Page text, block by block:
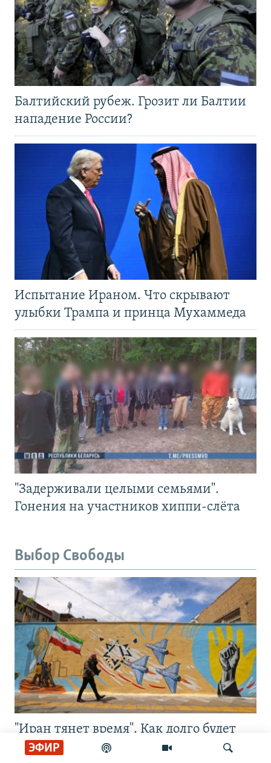
ЭФИР
Балтийский рубеж. Грозит ли Балтии
нападение России?
Испытание Ираном. Что скрывают
улыбки Трампа и принца Мухаммеда
"Задерживали целыми семьями".
Гонения на участников хиппи-слёта
Выбор Свободы
"Иран тянет время". Как долго будет
ситуация между миром и войной?